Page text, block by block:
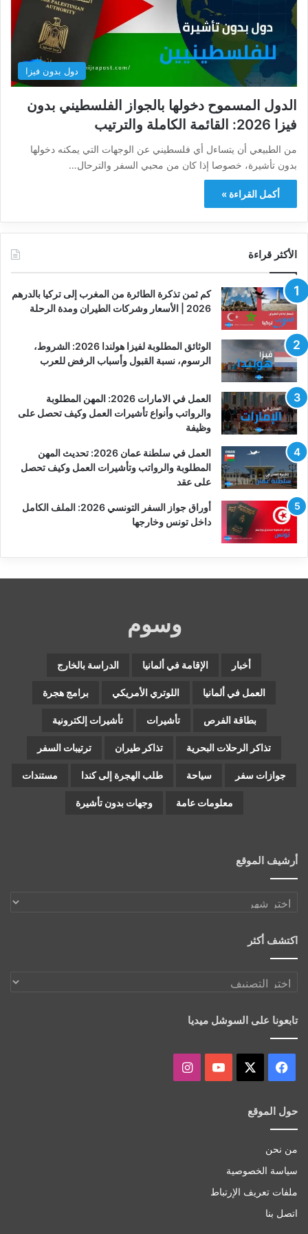
دول بدون فيزا
الدول المسموح دخولها بالجواز الفلسطيني بدون
فيزا 2026: القائمة الكاملة والترتيب
من الطبيعي أن يتساءل أي فلسطيني عن الوجهات التي يمكنه دخولها
بدون تأشيرة، خصوصا إذا كان من محبي السفر والترحال…
أكمل القراءة »
الأكثر قراءة
كم ثمن تذكرة الطائرة من المغرب إلى تركيا بالدرهم
2026 | الأسعار وشركات الطيران ومدة الرحلة
الوثائق المطلوبة لفيزا هولندا 2026: الشروط،
الرسوم، نسبة القبول وأسباب الرفض للعرب
العمل في الامارات 2026: المهن المطلوبة
والرواتب وأنواع تأشيرات العمل وكيف تحصل على
وظيفة
العمل في سلطنة عمان 2026: تحديث المهن
المطلوبة والرواتب وتأشيرات العمل وكيف تحصل
على عقد
أوراق جواز السفر التونسي 2026: الملف الكامل
داخل تونس وخارجها
وسوم
أخبار الإقامة في ألمانيا الدراسة بالخارج
العمل في ألمانيا اللوتري الأمريكي برامج هجرة
بطاقة الفرص تأشيرات تأشيرات إلكترونية
تذاكر الرحلات البحرية تذاكر طيران ترتيبات السفر
جوازات سفر سياحة طلب الهجرة إلى كندا مستندات
معلومات عامة وجهات بدون تأشيرة
أرشيف الموقع
أرشيف
اكتشف أكثر
اكتشف
تابعونا على السوشل ميديا
فيسبوك ‫YouTubeانستقرام
حول الموقع
من نحن
سياسة الخصوصية
ملفات تعريف الإرتباط
اتصل بنا